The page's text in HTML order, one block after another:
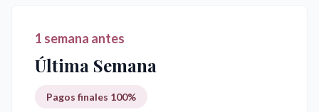
1 semana antes
Última Semana
Pagos finales 100%